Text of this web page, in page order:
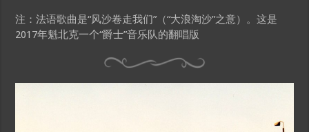
注：法语歌曲是“风沙卷走我们”（“大浪淘沙”之意）。这是
2017年魁北克一个“爵士”音乐队的翻唱版